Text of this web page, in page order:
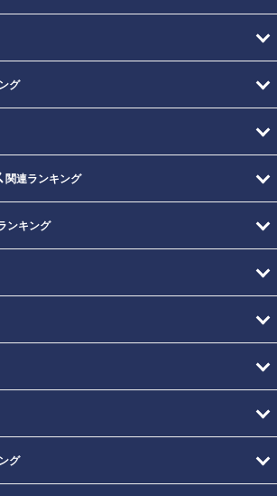
グ
関連ランキング
ンキング
グ